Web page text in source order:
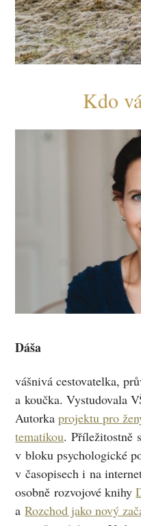
Kdo
Dáša
vášnivá cestovatelka,
a koučka. Vystudovala
Autorkaprojektu pro
tematikou. Příležitostně
v bloku psychologické
v časopisech i na
osobně rozvojové knihy
aRozchod jako nový